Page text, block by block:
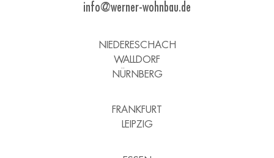
info@werner-wohnbau.de
NIEDERESCHACH
WALLDORF
NÜRNBERG
FRANKFURT
LEIPZIG